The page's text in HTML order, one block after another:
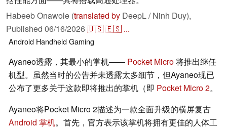
Habeeb Onawole (translated by DeepL / Ninh Duy),
Published 06/16/2026🇺🇸🇪🇸 ...
Android HandheldGaming
Ayaneo透露，其最小的掌机—— Pocket Micro将推出继任
机型。虽然当时的公告并未透露太多细节，但Ayaneo现已
公布了更多关于这款即将推出的掌机（即 Pocket Micro 2。
Ayaneo将Pocket Micro 2描述为一款全面升级的横屏复古
Android 掌机。首先，官方表示该掌机将拥有更佳的人体工